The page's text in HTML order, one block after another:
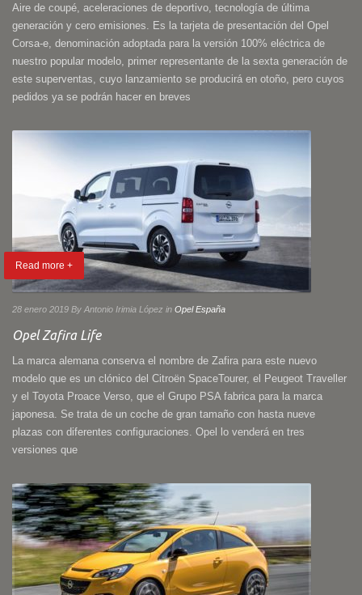
Aire de coupé, aceleraciones de deportivo, tecnología de última
generación y cero emisiones. Es la tarjeta de presentación del Opel
Corsa-e, denominación adoptada para la versión 100% eléctrica de
nuestro popular modelo, primer representante de la sexta generación de
este superventas, cuyo lanzamiento se producirá en otoño, pero cuyos
pedidos ya se podrán hacer en breves
Read more +
28 enero 2019 By Antonio Irimia López in Opel España
Opel Zafira Life
La marca alemana conserva el nombre de Zafira para este nuevo
modelo que es un clónico del Citroën SpaceTourer, el Peugeot Traveller
y el Toyota Proace Verso, que el Grupo PSA fabrica para la marca
japonesa. Se trata de un coche de gran tamaño con hasta nueve
plazas con diferentes configuraciones. Opel lo venderá en tres
versiones que